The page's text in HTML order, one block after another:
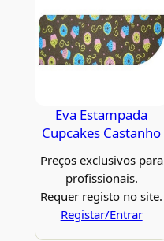
Eva Estampada
Cupcakes Castanho
Preços exclusivos para
profissionais.
Requer registo no site.
Registar/Entrar